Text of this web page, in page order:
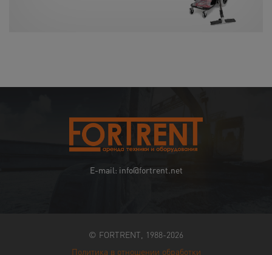
E-mail: info@fortrent.net
© FORTRENT, 1988-2026
Политика в отношении обработки